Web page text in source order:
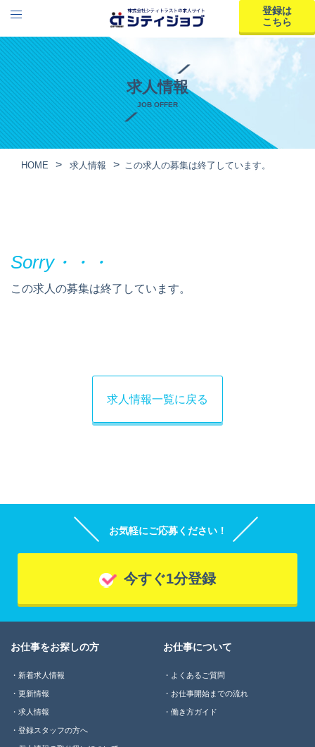
登録は
こちら
求人情報
JOB OFFER
HOME 求人情報 この求人の募集は終了しています。
この求人の募集は終了しています。
求人情報一覧に戻る
お気軽にご応募ください！
今すぐ1分登録
お仕事をお探しの方
新着求人情報
更新情報
求人情報
登録スタッフの方へ
お仕事について
よくあるご質問
お仕事開始までの流れ
働き方ガイド